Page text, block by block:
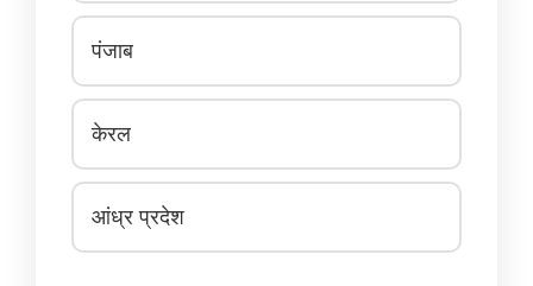
पंजाब
केरल
आंध्र प्रदेश